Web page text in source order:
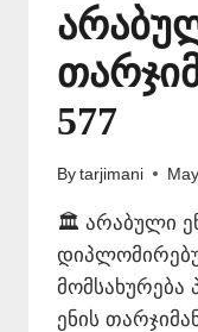
577
By tarjimani
🏛️ არაბული
ენის